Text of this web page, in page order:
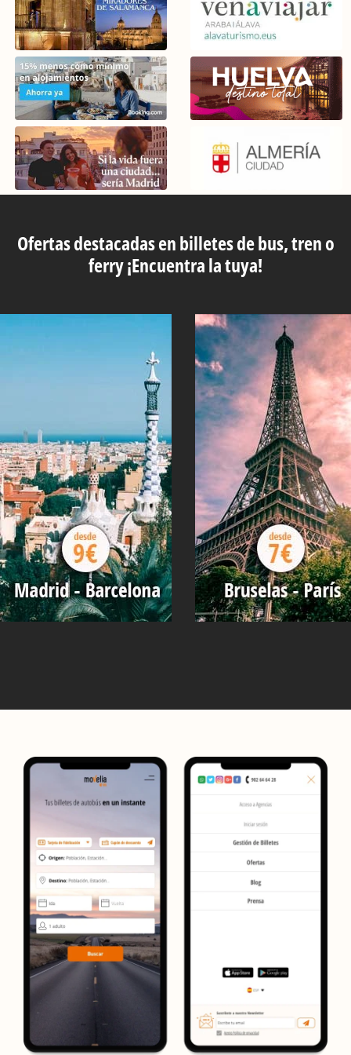
Ofertas destacadas en billetes de bus, tren o
ferry ¡Encuentra la tuya!